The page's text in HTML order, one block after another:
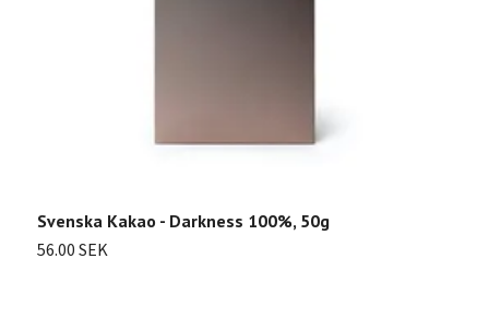
Svenska Kakao - Darkness 100%, 50g
56.00 SEK